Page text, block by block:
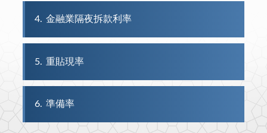
4 金融業隔夜拆款利率
5 重貼現率
6 準備率